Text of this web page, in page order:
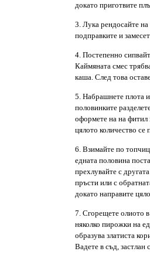
докато приготвите
3. Лука рендосайте
подправките и
4. Постепенно
Каймяната смес
каша. След това
5. Набрашнете плота
половинките
оформете на на фитил
цялото количество
6. Взимайте по
едната половина
прехлувайте с
пръсти или с
докато направите
7. Сгорещете олиото
няколко пирожки на
образува златиста
Вадете в съд, застлан